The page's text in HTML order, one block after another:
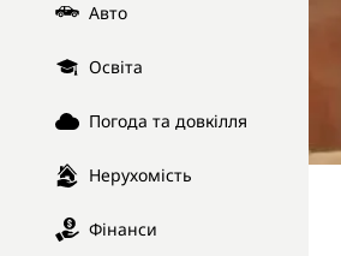
Авто
Освіта
Погода та довкілля
Нерухомість
Фінанси